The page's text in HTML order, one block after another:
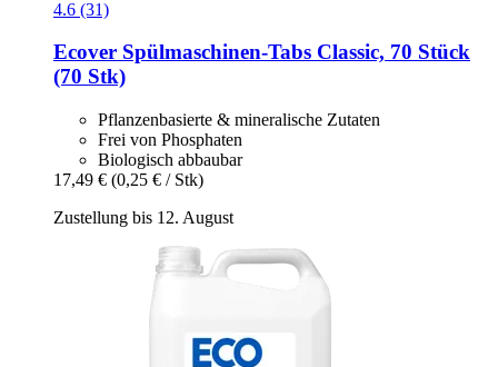
4.6 (31)
Ecover Spülmaschinen-​Tabs Classic, 70 Stück
(70 Stk)
Pflanzenbasierte & mineralische Zutaten
Frei von Phosphaten
Biologisch abbaubar
17,49 € (0,25 € / Stk)
Zustellung bis 12. August